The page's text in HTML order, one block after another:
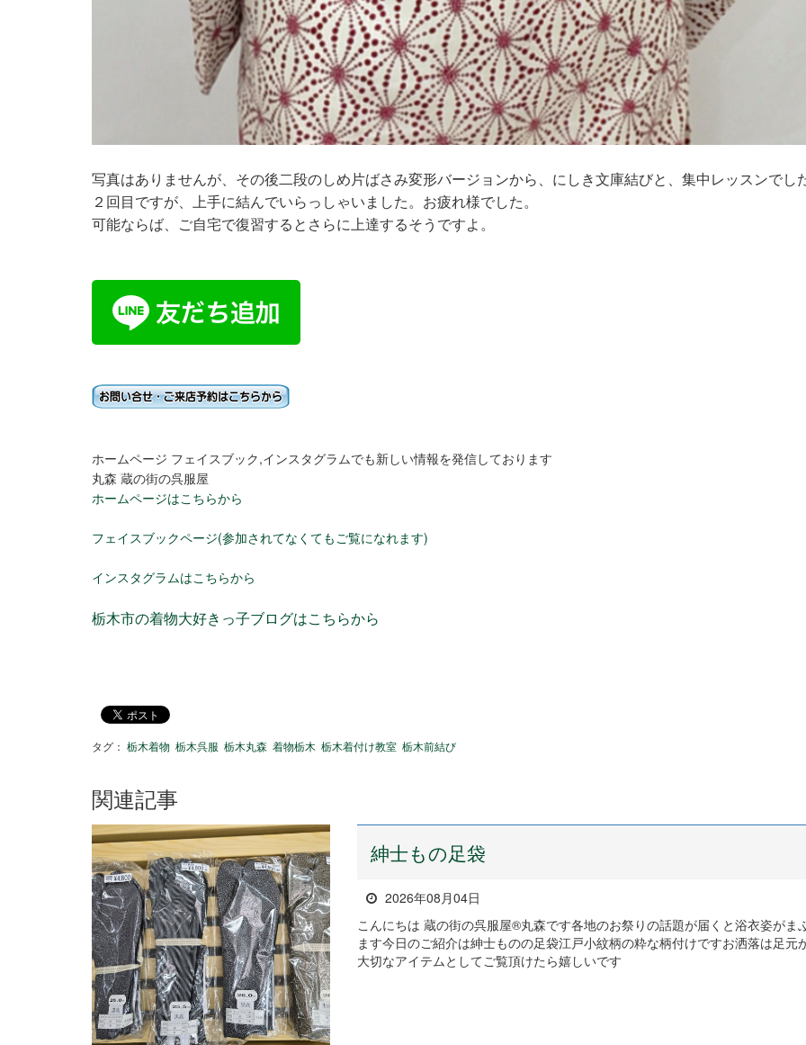
写真はありませんが、その後二段のしめ片ばさみ変形バージョンから、にしき文庫結びと、集中レッスンでし
２回目ですが、上手に結んでいらっしゃいました。お疲れ様でした。
可能ならば、ご自宅で復習するとさらに上達するそうですよ。
ホームページ フェイスブック,インスタグラムでも新しい情報を発信しております
丸森 蔵の街の呉服屋
ホームページはこちらから
フェイスブックページ(参加されてなくてもご覧になれます)
インスタグラムはこちらから
栃木市の着物大好きっ子ブログはこちらから
タグ： 栃木着物 栃木呉服 栃木丸森 着物栃木 栃木着付け教室 栃木前結び
関連記事
紳士もの足袋
2026年08月04日
こんにちは 蔵の街の呉服屋®丸森です各地のお祭りの話題が届くと浴衣姿がま
ます今日のご紹介は紳士ものの足袋江戸小紋柄の粋な柄付けですお洒落は足元
大切なアイテムとしてご覧頂けたら嬉しいです